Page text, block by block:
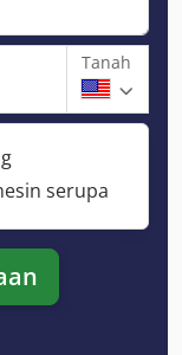
Tanah
serupa